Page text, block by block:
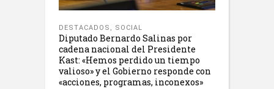
DESTACADOS , SOCIAL
Diputado Bernardo Salinas por
cadena nacional del Presidente
Kast: «Hemos perdido un tiempo
valioso» y el Gobierno responde con
«acciones, programas, inconexos»